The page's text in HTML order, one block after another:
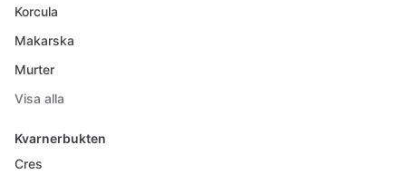
Korcula
Makarska
Murter
Visa alla
Kvarnerbukten
Cres